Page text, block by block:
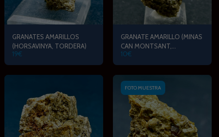
GRANATES AMARILLOS
(HORSAVINYA, TORDERA)
19€
GRANATE AMARILLO (MINAS
CAN MONTSANT,
HORTSAVINYA)
10€
FOTO MUESTRA